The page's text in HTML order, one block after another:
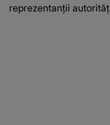
reprezentanții